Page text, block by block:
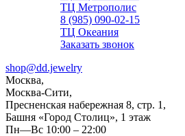
ТЦ Метрополис
8 (985) 090-02-15
ТЦ Океания
Заказать звонок
shop@dd.jewelry
Москва,
Москва-Сити,
Пресненская набережная 8, стр. 1,
Башня «Город Столиц», 1 этаж
Пн—Вс 10:00 – 22:00